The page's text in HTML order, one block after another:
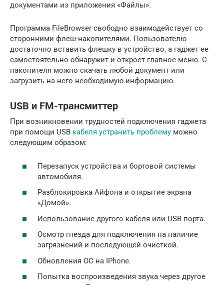
документами из приложения «Файлы».
Программа FileBrowser свободно взаимодействует со
сторонними флеш-накопителями. Пользователю
достаточно вставить флешку в устройство, а гаджет ее
самостоятельно обнаружит и откроет главное меню. С
накопителя можно скачать любой документ или
загрузить на него необходимую информацию.
USB и FM-трансмиттер
При возникновении трудностей подключения гаджета
при помощи USB кабеля устранить проблему можно
следующим образом:
Перезапуск устройства и бортовой системы
автомобиля.
Разблокировка Айфона и открытие экрана
«Домой».
Использование другого кабеля или USB порта.
Осмотр гнезда для подключения на наличие
загрязнений и последующей очисткой.
Обновления ОС на IPhone.
Попытка воспроизведения звука через другое